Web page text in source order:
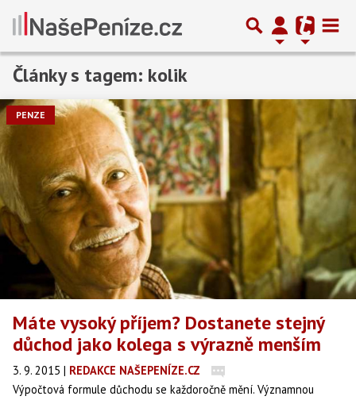
Články s tagem: kolik
PENZE
Máte vysoký příjem? Dostanete stejný
důchod jako kolega s výrazně menším
3. 9. 2015 | REDAKCE NAŠEPENÍZE.CZ
Výpočtová formule důchodu se každoročně mění. Významnou
Předchozí 1 2 3 … 6 Další